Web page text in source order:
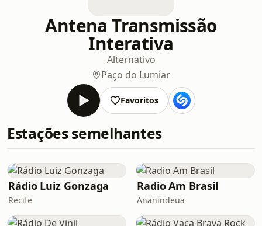
Antena Transmissão
Interativa
Alternativo
Paço do Lumiar
Favoritos
Estações semelhantes
Rádio Luiz Gonzaga
Recife
Radio Am Brasil
Ananindeua